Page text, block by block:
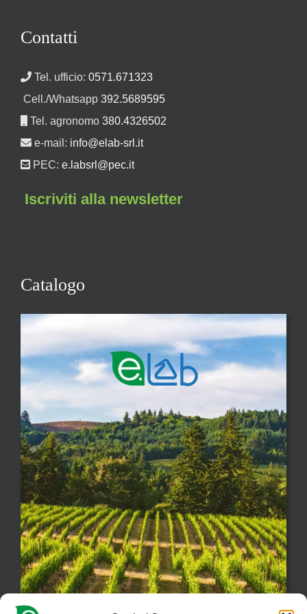
Contatti
Tel. ufficio: 0571.671323
Cell./Whatsapp 392.5689595
Tel. agronomo 380.4326502
e-mail: info@elab-srl.it
PEC: e.labsrl@pec.it
Iscriviti alla newsletter
Catalogo